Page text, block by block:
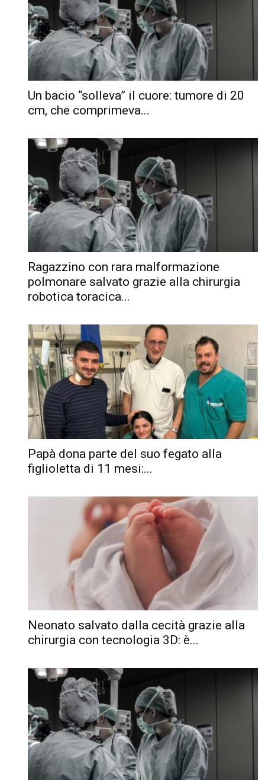
Un bacio “solleva” il cuore: tumore di 20
cm, che comprimeva...
Ragazzino con rara malformazione
polmonare salvato grazie alla chirurgia
robotica toracica...
Papà dona parte del suo fegato alla
figlioletta di 11 mesi:...
Neonato salvato dalla cecità grazie alla
chirurgia con tecnologia 3D: è...